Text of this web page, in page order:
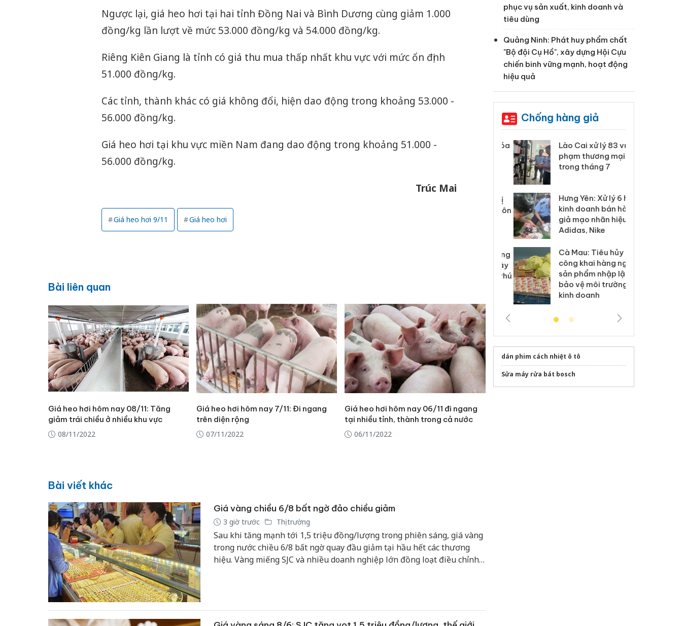
Ngược lại, giá heo hơi tại hai tỉnh Đồng Nai và Bình Dương cùng giảm 1.000
đồng/kg lần lượt về mức 53.000 đồng/kg và 54.000 đồng/kg.
Riêng Kiên Giang là tỉnh có giá thu mua thấp nhất khu vực với mức ổn định
51.000 đồng/kg.
Các tỉnh, thành khác có giá không đổi, hiện dao động trong khoảng 53.000 -
56.000 đồng/kg.
Giá heo hơi tại khu vực miền Nam đang dao động trong khoảng 51.000 -
56.000 đồng/kg.
Trúc Mai
Giá heo hơi 9/11 Giá heo hơi
Bài liên quan
Giá heo hơi hôm nay 08/11: Tăng
giảm trái chiều ở nhiều khu vực
08/11/2022
Giá heo hơi hôm nay 7/11: Đi ngang
trên diện rộng
07/11/2022
Giá heo hơi hôm nay 06/11 đi ngang
tại nhiều tỉnh, thành trong cả nước
06/11/2022
Bài viết khác
Giá vàng chiều 6/8 bất ngờ đảo chiều giảm
3 giờ trước Thị trường
Sau khi tăng mạnh tới 1,5 triệu đồng/lượng trong phiên sáng, giá vàng
trong nước chiều 6/8 bất ngờ quay đầu giảm tại hầu hết các thương
hiệu. Vàng miếng SJC và nhiều doanh nghiệp lớn đồng loạt điều chỉnh
phục vụ sản xuất, kinh doanh và
tiêu dùng
Quảng Ninh: Phát huy phẩm chất
"Bộ đội Cụ Hồ", xây dựng Hội Cựu
chiến binh vững mạnh, hoạt động
hiệu quả
Chống hàng giả
Công an Thanh Hóa
Lào Cai xử lý 83 vụ vi
phạm thương mại
trong tháng 7
Hưng Yên: Xử lý 6 hộ
kinh doanh bán hàng
giả mạo nhãn hiệu
Adidas, Nike
Cà Mau: Tiêu hủy
công khai hàng ngàn
sản phẩm nhập lậu,
bảo vệ môi trường
kinh doanh
dán phim cách nhiệt ô tô
Sửa máy rửa bát bosch